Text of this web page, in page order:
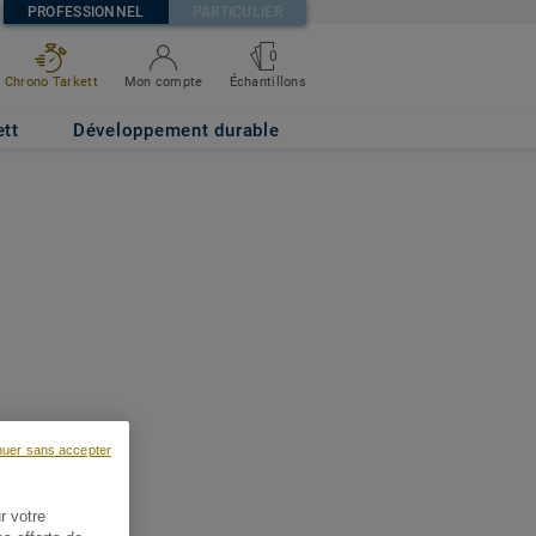
PROFESSIONNEL PARTICULIER
Chrono Tarkett Mon compte
0
Échantillons
Développement durable
votre
sans accepter